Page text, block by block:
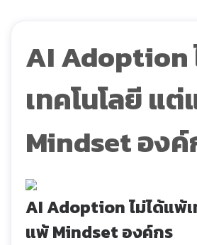
AI Adoption
เทคโนโลยี แ
Mindset องค์
AI Adoption ไม่ได้แพ้
แพ้ Mindset องค์กร